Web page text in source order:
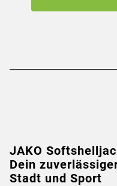
JAKO
Dein
Stadt und Sport